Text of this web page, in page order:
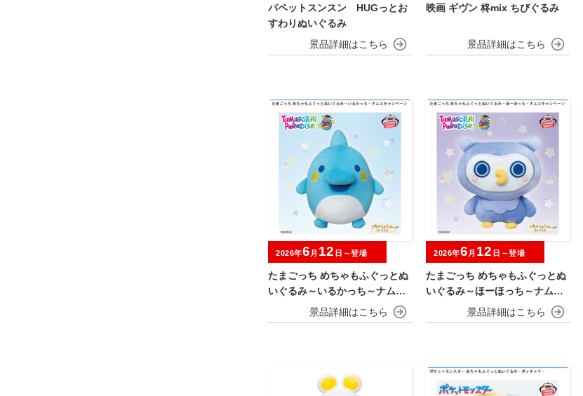
パペットスンスン HUGっとお
すわりぬいぐるみ
映画 ギヴン 柊mix ちびぐるみ
たまごっち めちゃもふぐっとぬ
いぐるみ～いるかっち～ナムコ
キャンペーン
2026年6 月 12 日～登場
たまごっち めちゃもふぐっとぬ
いぐるみ～ほーほっち～ナムコ
キャンペーン
2026年6 月 12 日～登場